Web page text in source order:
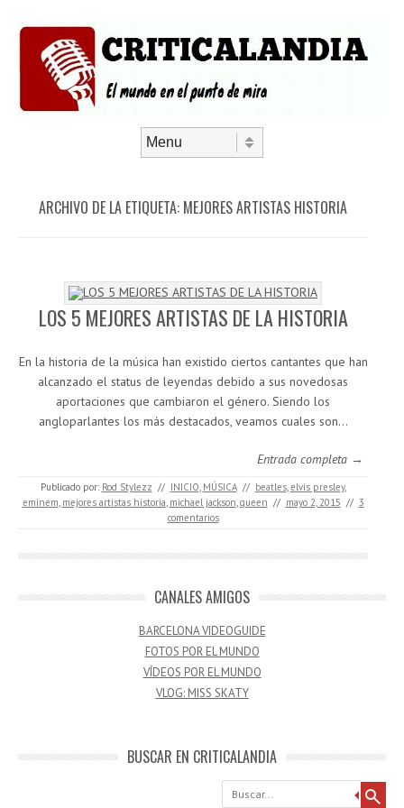
ARCHIVO DE LA ETIQUETA: MEJORES ARTISTAS HISTORIA
LOS 5 MEJORES ARTISTAS DE LA HISTORIA
En la historia de la música han existido ciertos cantantes que han
alcanzado el status de leyendas debido a sus novedosas
aportaciones que cambiaron el género. Siendo los
angloparlantes los más destacados, veamos cuales son…
Entrada completa →
Publicado por: Rod Stylezz // INICIO, MÚSICA // beatles,elvis presley,
eminem, mejores artistas historia, michael jackson,queen // mayo 2, 2015 // 3
comentarios
CANALES AMIGOS
BARCELONA VIDEOGUIDE
FOTOS POR EL MUNDO
VÍDEOS POR EL MUNDO
VLOG: MISS SKATY
BUSCAR EN CRITICALANDIA
Buscar